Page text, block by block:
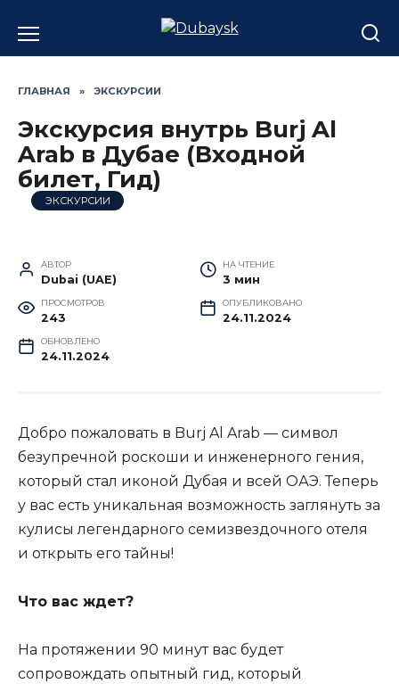
содержанию
ГЛАВНАЯ » ЭКСКУРСИИ
Экскурсия внутрь Burj Al
Arab в Дубае (Входной
билет, Гид)
ЭКСКУРСИИ
АВТОР
Dubai (UAE)
НА ЧТЕНИЕ
3 мин
ПРОСМОТРОВ
243
ОПУБЛИКОВАНО
24.11.2024
ОБНОВЛЕНО
24.11.2024
Добро пожаловать в Burj Al Arab — символ
безупречной роскоши и инженерного гения,
который стал иконой Дубая и всей ОАЭ. Теперь
у вас есть уникальная возможность заглянуть за
кулисы легендарного семизвездочного отеля
и открыть его тайны!
Что вас ждет?
На протяжении 90 минут вас будет
сопровождать опытный гид, который